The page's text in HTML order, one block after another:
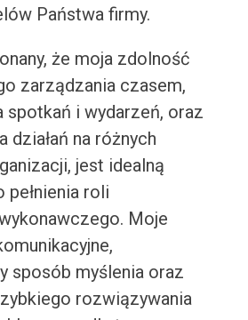
Państwa firmy.
że moja zdolność
zarządzania czasem,
spotkań i wydarzeń, oraz
działań na różnych
jest idealną
pełnienia roli
Moje
sposób myślenia oraz
rozwiązywania